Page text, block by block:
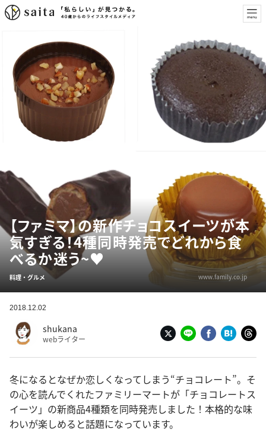
【ファミマ】の新作チョコスイーツが本
気すぎる！4種同時発売でどれから食
べるか迷う~♥
料理・グルメ www.family.co.jp
2018.12.02
shukana
webライター
冬になるとなぜか恋しくなってしまう“チョコレート”。そ
の心を読んでくれたファミリーマートが「チョコレートス
イーツ」の新商品4種類を同時発売しました！本格的な味
わいが楽しめると話題になっています。